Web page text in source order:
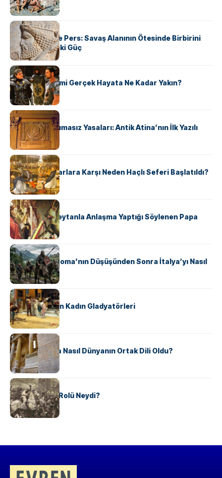
KÜLTÜR
Antik Yunan ve Pers: Savaş Alanının Ötesinde Birbirini
Şekillendiren İki Güç
KÜLTÜR
‘Gladiator’ Filmi Gerçek Hayata Ne Kadar Yakın?
KÜLTÜR
Draco’nun Acımasız Yasaları: Antik Atina’nın İlk Yazılı
Hukuk Kodu
KÜLTÜR
Avrupalı ​​Katharlara Karşı Neden Haçlı Seferi Başlatıldı?
KÜLTÜR
II. Silvester: Şeytanla Anlaşma Yaptığı Söylenen Papa
KÜLTÜR
Ostrogotlar Roma’nın Düşüşünden Sonra İtalya’yı Nasıl
Ele Geçirdi?
KÜLTÜR
Antik Roma’nın Kadın Gladyatörleri
KÜLTÜR
Antik Yunanca Nasıl Dünyanın Ortak Dili Oldu?
KÜLTÜR
Valdensler’in Rolü Neydi?